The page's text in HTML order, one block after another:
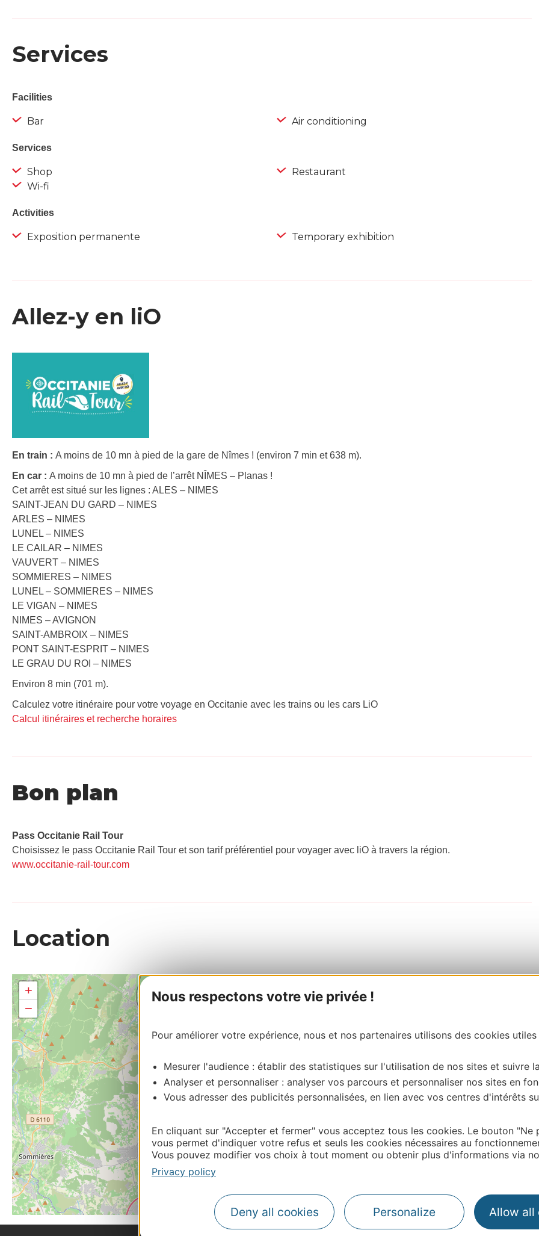
Nous respectons votre vie privée !
Pour améliorer votre expérience, nous et nos partenaires utilisons des cookies utiles
Mesurer l'audience : établir des statistiques sur l'utilisation de nos sites et suivre
Analyser et personnaliser : analyser vos parcours et personnaliser nos sites en
Vous adresser des publicités personnalisées, en lien avec vos centres d'intérêts
En cliquant sur "Accepter et fermer" vous acceptez tous les cookies. Le bouton "Ne
vous permet d'indiquer votre refus et seuls les cookies nécessaires au
Vous pouvez modifier vos choix à tout moment ou obtenir plus d'informations via
Privacy policy
Deny all cookies Personalize Allow all
Services
Facilities
Bar Air conditioning
Services
Shop
Wi-fi
Restaurant
Activities
Exposition permanente Temporary exhibition
Allez-y en liO
En train : A moins de 10 mn à pied de la gare de Nîmes ! (environ 7 min et 638 m).
En car : A moins de 10 mn à pied de l’arrêt NÎMES – Planas !
Cet arrêt est situé sur les lignes : ALES – NIMES
SAINT-JEAN DU GARD – NIMES
ARLES – NIMES
LUNEL – NIMES
LE CAILAR – NIMES
VAUVERT – NIMES
SOMMIERES – NIMES
LUNEL – SOMMIERES – NIMES
LE VIGAN – NIMES
NIMES – AVIGNON
SAINT-AMBROIX – NIMES
PONT SAINT-ESPRIT – NIMES
LE GRAU DU ROI – NIMES
Environ 8 min (701 m).
Calculez votre itinéraire pour votre voyage en Occitanie avec les trains ou les cars LiO
Calcul itinéraires et recherche horaires
Bon plan
Pass Occitanie Rail Tour​
Choisissez le pass Occitanie Rail Tour et son tarif préférentiel pour voyager avec liO à travers la région.
www.occitanie-rail-tour.com
Location
+
−
Leaflet| Map data © OpenStreetMap contributors